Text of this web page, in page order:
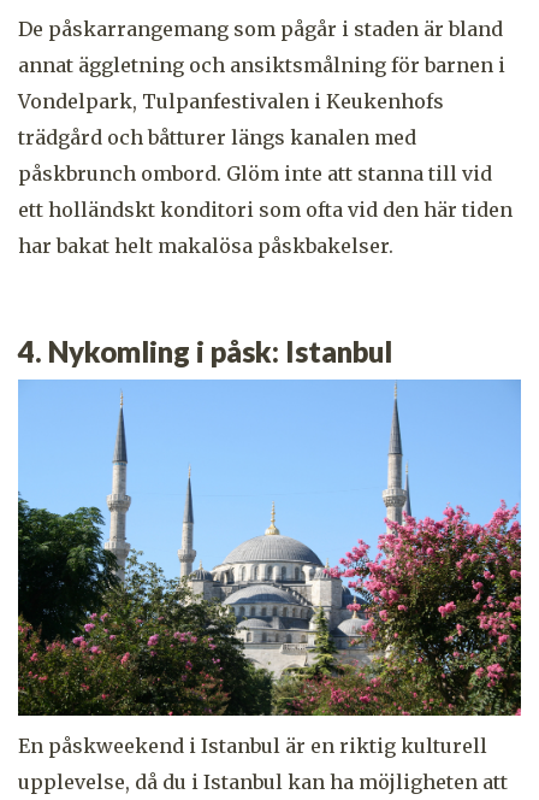
De påskarrangemang som pågår i staden är bland
annat äggletning och ansiktsmålning för barnen i
Vondelpark, Tulpanfestivalen i Keukenhofs
trädgård och båtturer längs kanalen med
påskbrunch ombord. Glöm inte att stanna till vid
ett holländskt konditori som ofta vid den här tiden
har bakat helt makalösa påskbakelser.
4. Nykomling i påsk: Istanbul
En påskweekend i Istanbul är en riktig kulturell
upplevelse, då du i Istanbul kan ha möjligheten att